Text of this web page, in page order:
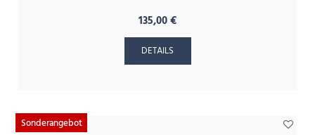
135,00 €
DETAILS
Sonderangebot